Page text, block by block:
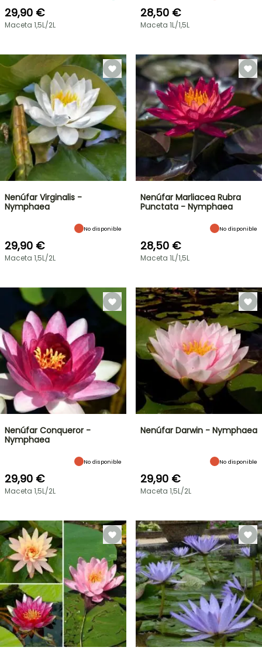
29,90 €
Maceta 1,5L/2L
28,50 €
Maceta 1L/1,5L
Nenúfar Virginalis -
Nymphaea
No disponible
29,90 €
Maceta 1,5L/2L
Nenúfar Marliacea Rubra
Punctata - Nymphaea
No disponible
28,50 €
Maceta 1L/1,5L
Nenúfar Conqueror -
Nymphaea
No disponible
29,90 €
Maceta 1,5L/2L
Nenúfar Darwin - Nymphaea
No disponible
29,90 €
Maceta 1,5L/2L